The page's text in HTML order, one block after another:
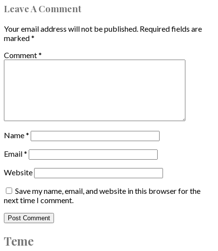
Leave A Comment
Your email address will not be published. Required fields are
marked*
Comment*
Name*
Email*
Website
Save my name, email, and website in this browser for the
next time I comment.
Teme